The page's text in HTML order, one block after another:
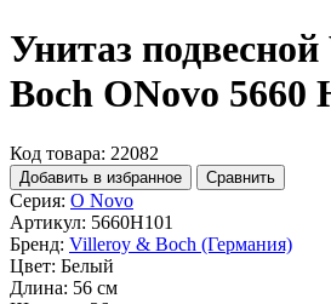
Унитаз
Boch ONovo 5660
Код товара: 22082
Добавить в избранное Сравнить
Серия: O Novo
Артикул: 5660H101
Бренд: Villeroy & Boch (Германия)
Цвет: Белый
Длина: 56 см